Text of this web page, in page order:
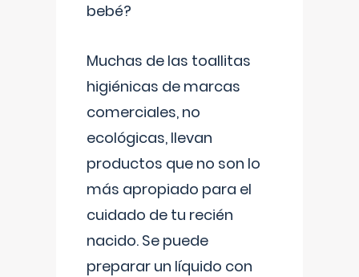
bebé?
Muchas de las toallitas
higiénicas de marcas
comerciales, no
ecológicas, llevan
productos que no son lo
más apropiado para el
cuidado de tu recién
nacido. Se puede
preparar un líquido con